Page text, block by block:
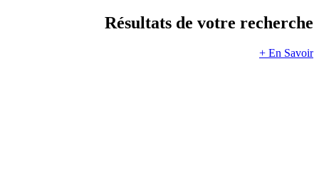
Résultats de votre recherche
En Savoir +